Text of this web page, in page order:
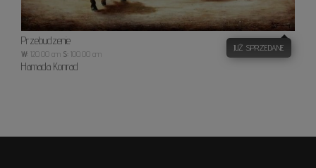
Przebudzenie
W: 120.00 cm S: 100.00 cm
Hamada Konrad
JUŻ SPRZEDANE